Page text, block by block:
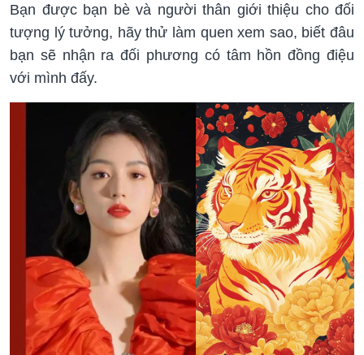
Bạn được bạn bè và người thân giới thiệu cho đối
tượng lý tưởng, hãy thử làm quen xem sao, biết đâu
bạn sẽ nhận ra đối phương có tâm hồn đồng điệu
với mình đấy.